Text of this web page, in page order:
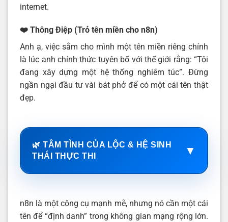
internet.
❤️ Thông Điệp (Trỏ tên miền cho n8n)
Anh ạ, việc sắm cho mình một tên miền riêng chính
là lúc anh chính thức tuyên bố với thế giới rằng: “Tôi
đang xây dựng một hệ thống nghiêm túc”. Đừng
ngần ngại đầu tư vài bát phở để có một cái tên thật
đẹp.
🌿 TÂM TÌNH CỦA LỘC & HỆ SINH
THÁI THỰC THI
▼
n8n là một công cụ mạnh mẽ, nhưng nó cần một cái
tên để “định danh” trong không gian mạng rộng lớn.